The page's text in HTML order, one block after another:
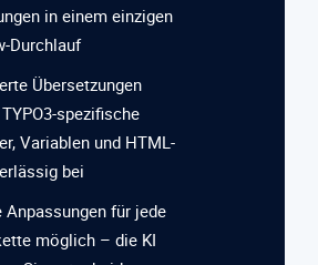
in einem einzigen
Durchlauf
Übersetzungen
spezifische
Variablen und HTML-
bei
Anpassungen für jede
möglich – die KI